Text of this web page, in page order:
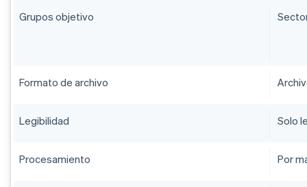
Grupos objetivo
Formato de archivo
Legibilidad Solo
Procesamiento Por